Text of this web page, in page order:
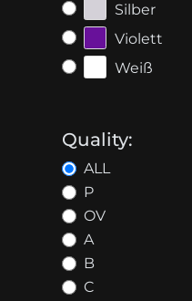
Silber
Violett
Weiß
Quality:
ALL
P
OV
A
B
C